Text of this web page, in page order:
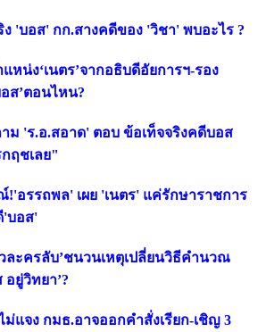
'บอส' กก.สางคดีของ 'วิชา' พบอะไร ?
หน่ง‘เนตร’จากอธิบดีอัยการฯ-รอง
ส’ตอนไหน?
าม 'ร.อ.สอาด' ตอบ ข้อเท็จจริงคดีบอส
ฤชเลย"
!'อรรถพล' เผย 'เนตร' แค่รักษาราชการ
'บอส'
ละครลับ’ชนวนเหตุเปลี่ยนวิธีคำนวณ
อยู่วิทยา’?
ไม่แจง กมธ.อาจออกคำสั่งเรียก-เชิญ 3